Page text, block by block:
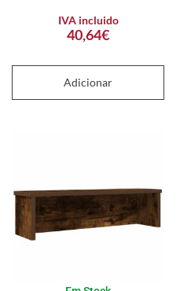
40,64€
IVA incluido
Adicionar